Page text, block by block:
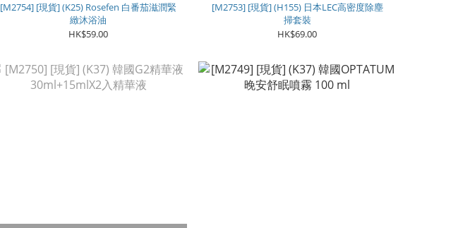
[M2754] [現貨] (K25) Rosefen 白番茄滋潤緊
緻沐浴油
HK$59.00
[M2753] [現貨] (H155) 日本LEC高密度除塵
掃套裝
HK$69.00